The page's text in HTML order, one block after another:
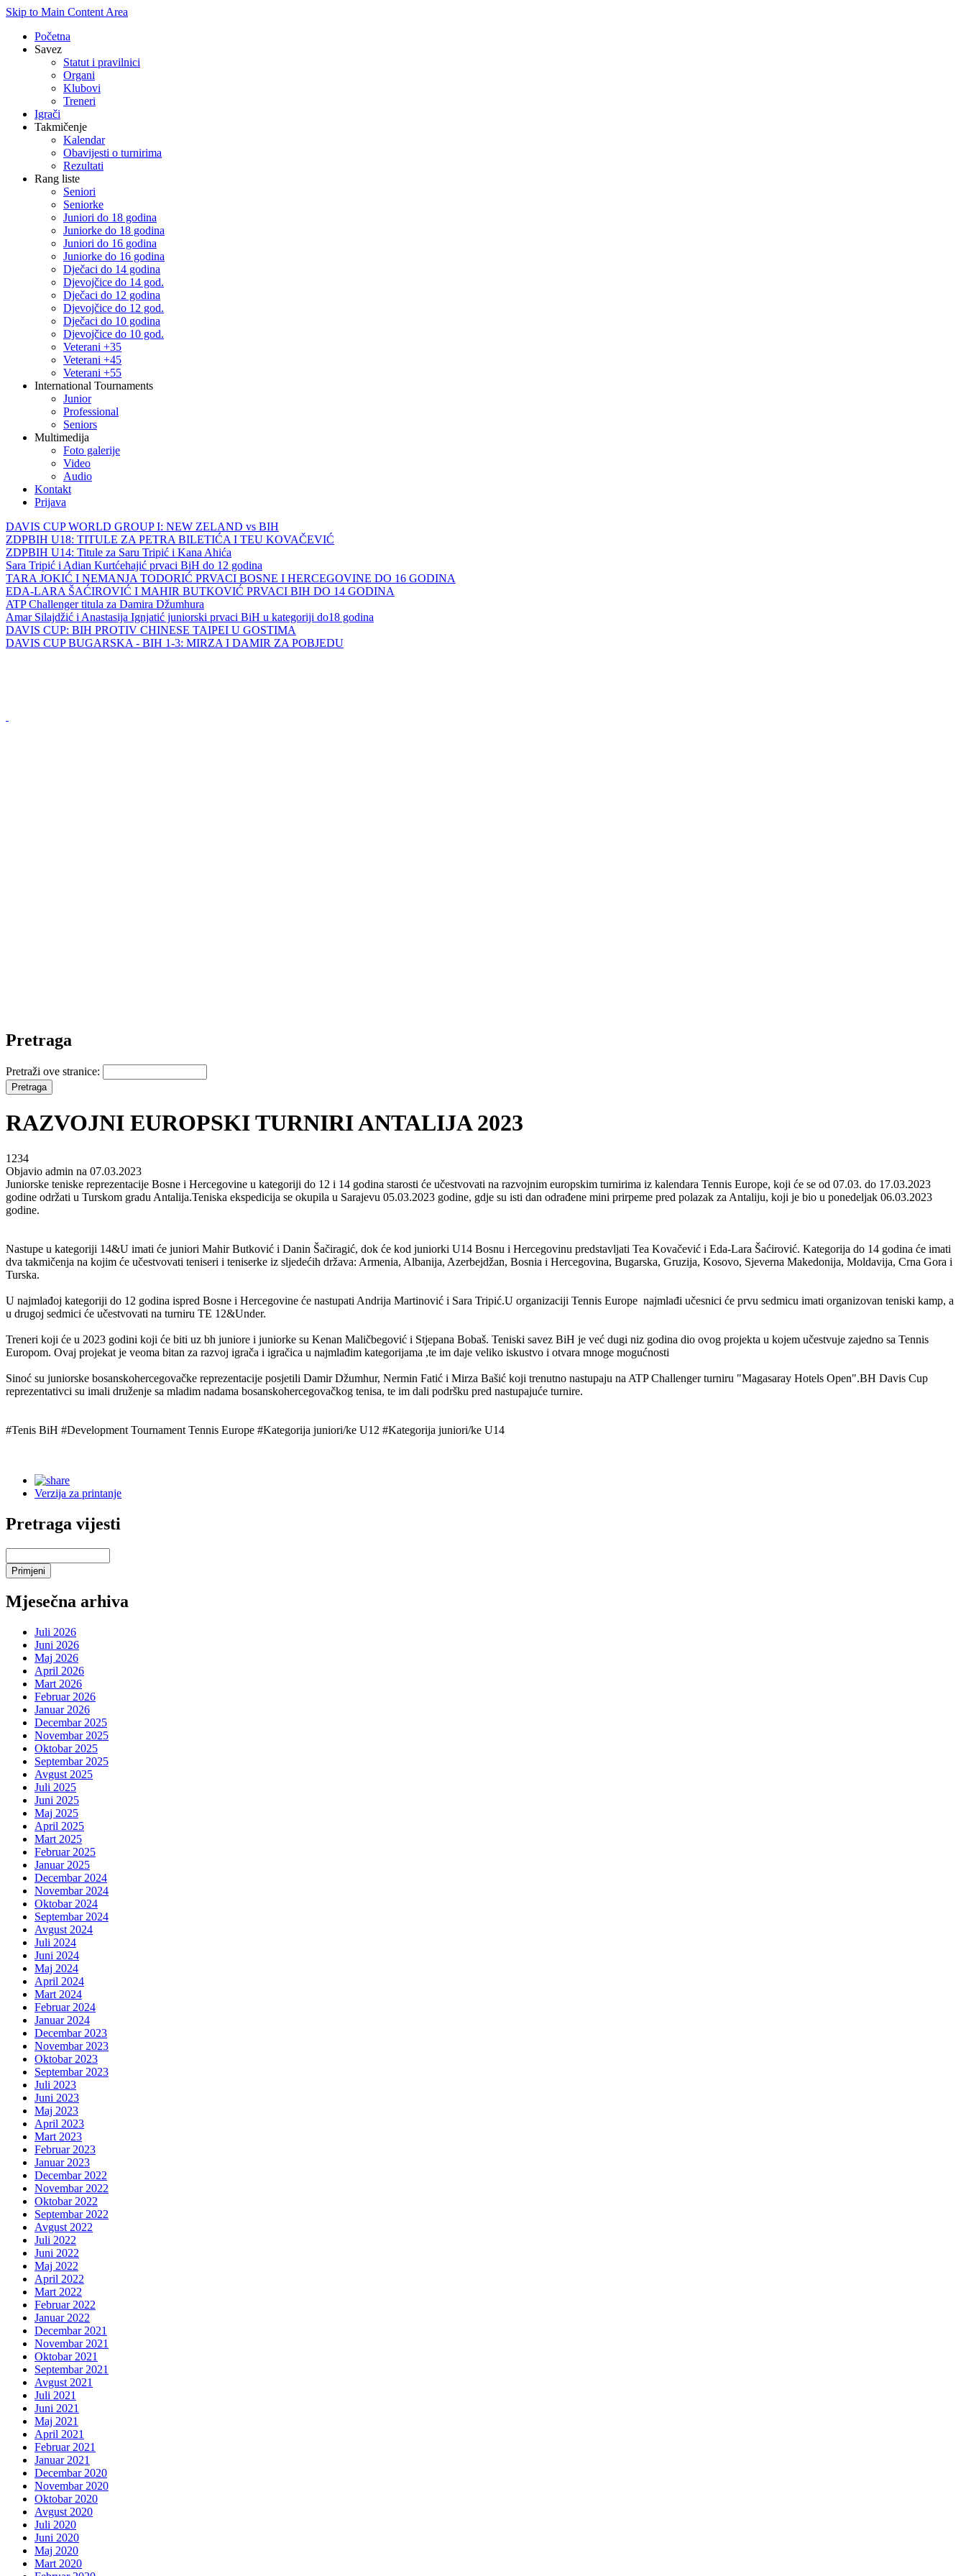
Skip to Main Content Area
Početna
Savez
Statut i pravilnici
Organi
Klubovi
Treneri
Igrači
Takmičenje
Kalendar
Obavijesti o turnirima
Rezultati
Rang liste
Seniori
Seniorke
Juniori do 18 godina
Juniorke do 18 godina
Juniori do 16 godina
Juniorke do 16 godina
Dječaci do 14 godina
Djevojčice do 14 god.
Dječaci do 12 godina
Djevojčice do 12 god.
Dječaci do 10 godina
Djevojčice do 10 god.
Veterani +35
Veterani +45
Veterani +55
International Tournaments
Junior
Professional
Seniors
Multimedija
Foto galerije
Video
Audio
Kontakt
Prijava
DAVIS CUP WORLD GROUP I: NEW ZELAND vs BIH
ZDPBIH U18: TITULE ZA PETRA BILETIĆA I TEU KOVAČEVIĆ
ZDPBIH U14: Titule za Saru Tripić i Kana Ahića
Sara Tripić i Adian Kurtćehajić prvaci BiH do 12 godina
TARA JOKIĆ I NEMANJA TODORIĆ PRVACI BOSNE I HERCEGOVINE DO 16 GODINA
EDA-LARA ŠAĆIROVIĆ I MAHIR BUTKOVIĆ PRVACI BIH DO 14 GODINA
ATP Challenger titula za Damira Džumhura
Amar Silajdžić i Anastasija Ignjatić juniorski prvaci BiH u kategoriji do18 godina
DAVIS CUP: BIH PROTIV CHINESE TAIPEI U GOSTIMA
DAVIS CUP BUGARSKA - BIH 1-3: MIRZA I DAMIR ZA POBJEDU
Pretraga
Pretraži ove stranice:
RAZVOJNI EUROPSKI TURNIRI ANTALIJA 2023
1234
Objavio admin na 07.03.2023
Juniorske teniske reprezentacije Bosne i Hercegovine u kategoriji do 12 i 14 godina starosti će učestvovati na razvojnim europskim turnirima iz kalendara Tennis Europe, koji će se od 07.03. do 17.03.2023
godine održati u Turskom gradu Antalija.Teniska ekspedicija se okupila u Sarajevu 05.03.2023 godine, gdje su isti dan odrađene mini prirpeme pred polazak za Antaliju, koji je bio u ponedeljak 06.03.2023
godine.
Nastupe u kategoriji 14&U imati će juniori Mahir Butković i Danin Šačiragić, dok će kod juniorki U14 Bosnu i Hercegovinu predstavljati Tea Kovačević i Eda-Lara Šaćirović. Kategorija do 14 godina će imati
dva takmičenja na kojim će učestvovati teniseri i teniserke iz sljedećih država: Armenia, Albanija, Azerbejdžan, Bosnia i Hercegovina, Bugarska, Gruzija, Kosovo, Sjeverna Makedonija, Moldavija, Crna Gora i
Turska.
U najmlađoj kategoriji do 12 godina ispred Bosne i Hercegovine će nastupati Andrija Martinović i Sara Tripić.U organizaciji Tennis Europe najmlađi učesnici će prvu sedmicu imati organizovan teniski kamp, a
u drugoj sedmici će učestvovati na turniru TE 12&Under.
Treneri koji će u 2023 godini koji će biti uz bh juniore i juniorke su Kenan Maličbegović i Stjepana Bobaš. Teniski savez BiH je već dugi niz godina dio ovog projekta u kojem učestvuje zajedno sa Tennis
Europom. Ovaj projekat je veoma bitan za razvoj igrača i igračica u najmlađim kategorijama ,te im daje veliko iskustvo i otvara mnoge mogućnosti
Sinoć su juniorske bosanskohercegovačke reprezentacije posjetili Damir Džumhur, Nermin Fatić i Mirza Bašić koji trenutno nastupaju na ATP Challenger turniru "Magasaray Hotels Open".BH Davis Cup
reprezentativci su imali druženje sa mladim nadama bosanskohercegovačkog tenisa, te im dali podršku pred nastupajuće turnire.
#Tenis BiH #Development Tournament Tennis Europe #Kategorija juniori/ke U12 #Kategorija juniori/ke U14
Verzija za printanje
Pretraga vijesti
Mjesečna arhiva
Juli 2026
Juni 2026
Maj 2026
April 2026
Mart 2026
Februar 2026
Januar 2026
Decembar 2025
Novembar 2025
Oktobar 2025
Septembar 2025
Avgust 2025
Juli 2025
Juni 2025
Maj 2025
April 2025
Mart 2025
Februar 2025
Januar 2025
Decembar 2024
Novembar 2024
Oktobar 2024
Septembar 2024
Avgust 2024
Juli 2024
Juni 2024
Maj 2024
April 2024
Mart 2024
Februar 2024
Januar 2024
Decembar 2023
Novembar 2023
Oktobar 2023
Septembar 2023
Juli 2023
Juni 2023
Maj 2023
April 2023
Mart 2023
Februar 2023
Januar 2023
Decembar 2022
Novembar 2022
Oktobar 2022
Septembar 2022
Avgust 2022
Juli 2022
Juni 2022
Maj 2022
April 2022
Mart 2022
Februar 2022
Januar 2022
Decembar 2021
Novembar 2021
Oktobar 2021
Septembar 2021
Avgust 2021
Juli 2021
Juni 2021
Maj 2021
April 2021
Februar 2021
Januar 2021
Decembar 2020
Novembar 2020
Oktobar 2020
Avgust 2020
Juli 2020
Juni 2020
Maj 2020
Mart 2020